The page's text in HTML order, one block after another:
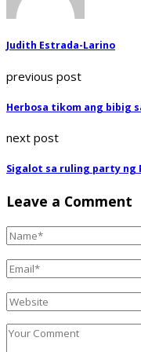
Judith Estrada-Larino
previous post
Herbosa tikom ang bibig
next post
Sigalot sa ruling party ng
Leave a Comment